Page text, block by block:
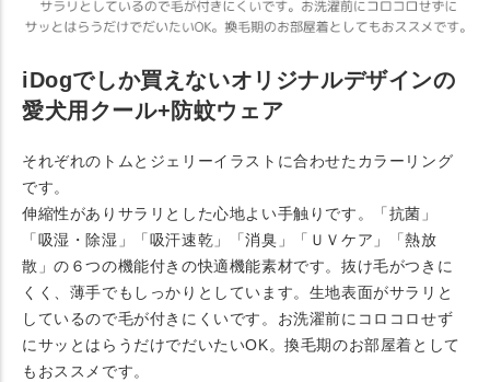
iDogでしか買えないオリジナルデザインの
愛犬用クール+防蚊ウェア
それぞれのトムとジェリーイラストに合わせたカラーリング
です。
伸縮性がありサラリとした心地よい手触りです。「抗菌」
「吸湿・除湿」「吸汗速乾」「消臭」「ＵＶケア」「熱放
散」の６つの機能付きの快適機能素材です。抜け毛がつきに
くく、薄手でもしっかりとしています。生地表面がサラリと
しているので毛が付きにくいです。お洗濯前にコロコロせず
にサッとはらうだけでだいたいOK。換毛期のお部屋着として
もおススメです。